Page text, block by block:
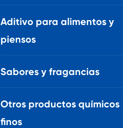
Aditivo para alimentos y
piensos
Sabores y fragancias
Otros productos químicos
finos